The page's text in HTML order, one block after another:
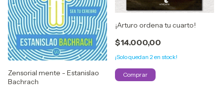
Zensorial mente - Estanislao
Bachrach
¡Arturo ordena tu cuarto!
$14.000,00
¡Solo quedan 2 en stock!